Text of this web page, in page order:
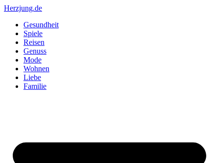
Zum
springen
Herzjung.de
Gesundheit
Spiele
Reisen
Genuss
Mode
Wohnen
Liebe
Familie